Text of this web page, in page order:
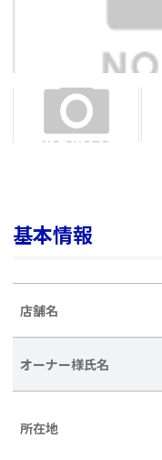
基本情報
店舗名
オーナー様氏名
所在地